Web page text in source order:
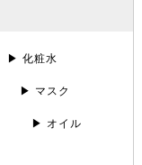
▶ 化粧水
▶ マスク
▶ オイル